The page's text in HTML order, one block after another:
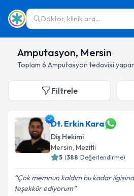
Doktor, klinik ara...
Amputasyon, Mersin
Toplam 6 Amputasyon tedavisi
Filtrele
Dt. Erkin Kara
Diş Hekimi
Mersin, Mezitli
5 (388 Değerlendirme)
Çok memnun kaldım bu kadar
teşekkür ediyorum